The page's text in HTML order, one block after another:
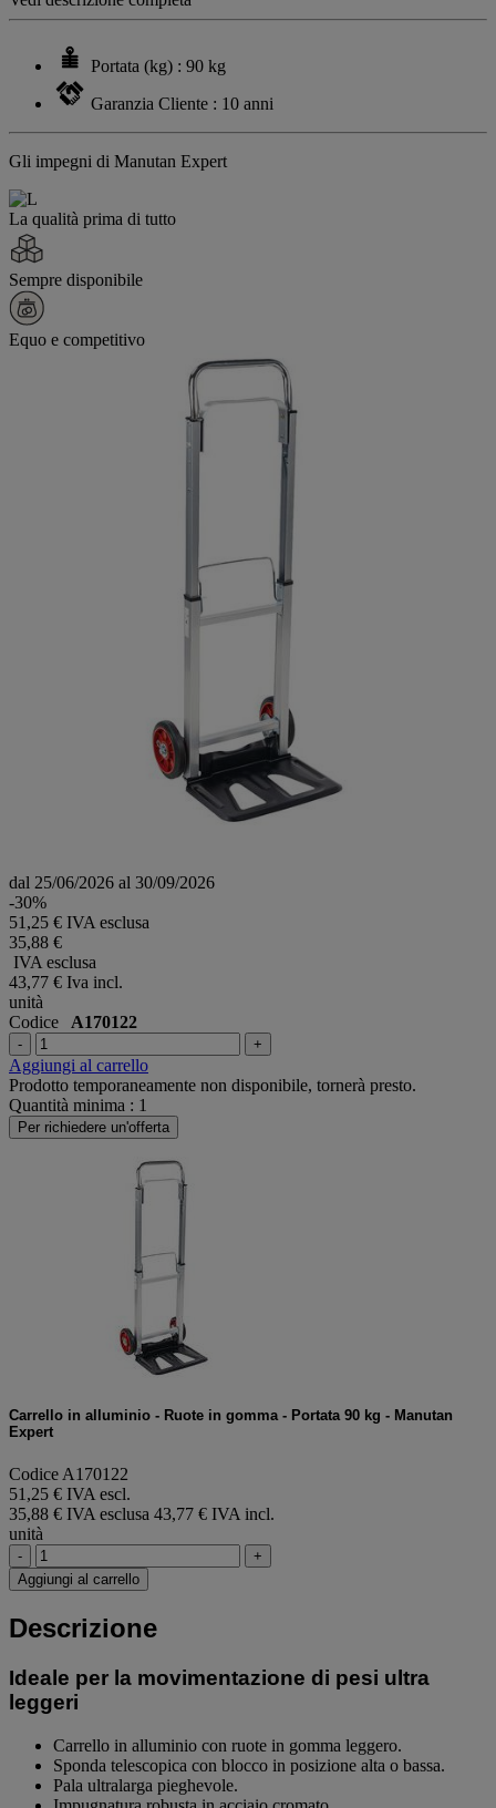
Portata (kg) : 90 kg
Garanzia Cliente : 10 anni
Gli impegni di Manutan Expert
La qualità prima di tutto
Sempre disponibile
Equo e competitivo
dal 25/06/2026 al 30/09/2026
-30%
51,25 € IVA esclusa
35,88 €
IVA esclusa
43,77 € Iva incl.
unità
Codice A170122
- +
Aggiungi al carrello
Prodotto temporaneamente non disponibile, tornerà presto.
Quantità minima : 1
Per richiedere un'offerta
Carrello in alluminio - Ruote in gomma - Portata 90 kg - Manutan
Expert
Codice A170122
51,25 € IVA escl.
35,88 € IVA esclusa 43,77 € IVA incl.
unità
-
+
Aggiungi al carrello
Descrizione
Ideale per la movimentazione di pesi ultra
leggeri
Carrello in alluminio con ruote in gomma leggero.
Sponda telescopica con blocco in posizione alta o bassa.
Pala ultralarga pieghevole.